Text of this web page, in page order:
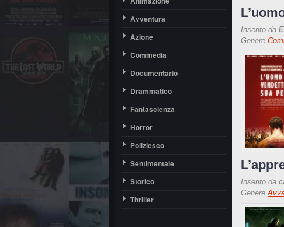
Avventura
Azione
Commedia
Documentario
Drammatico
Fantascienza
Horror
Poliziesco
Sentimentale
Storico
Thriller
Inserito da
Genere
Inserito da
Genere